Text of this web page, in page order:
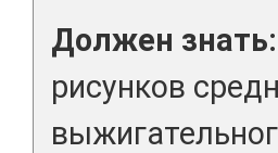
Должен знать:
рисунков